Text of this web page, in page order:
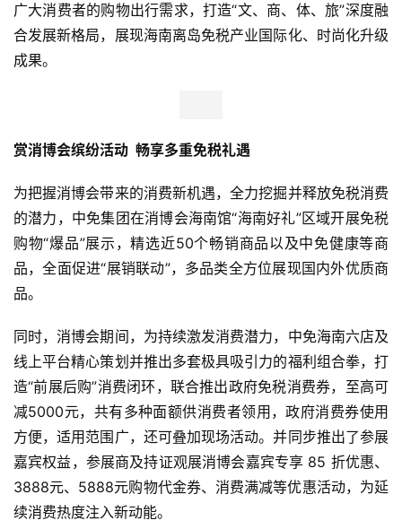
广大消费者的购物出行需求，打造“文、商、体、旅”深度融
合发展新格局，展现海南离岛免税产业国际化、时尚化升级
成果。
赏消博会缤纷活动  畅享多重免税礼遇
为把握消博会带来的消费新机遇，全力挖掘并释放免税消费
的潜力，中免集团在消博会海南馆“海南好礼”区域开展免税
购物“爆品”展示，精选近50个畅销商品以及中免健康等商
品，全面促进“展销联动”，多品类全方位展现国内外优质商
品。
同时，消博会期间，为持续激发消费潜力，中免海南六店及
线上平台精心策划并推出多套极具吸引力的福利组合拳，打
造“前展后购”消费闭环，联合推出政府免税消费券，至高可
减5000元，共有多种面额供消费者领用，政府消费券使用
方便，适用范围广，还可叠加现场活动。并同步推出了参展
嘉宾权益，参展商及持证观展消博会嘉宾专享 85 折优惠、
3888元、5888元购物代金券、消费满减等优惠活动，为延
续消费热度注入新动能。